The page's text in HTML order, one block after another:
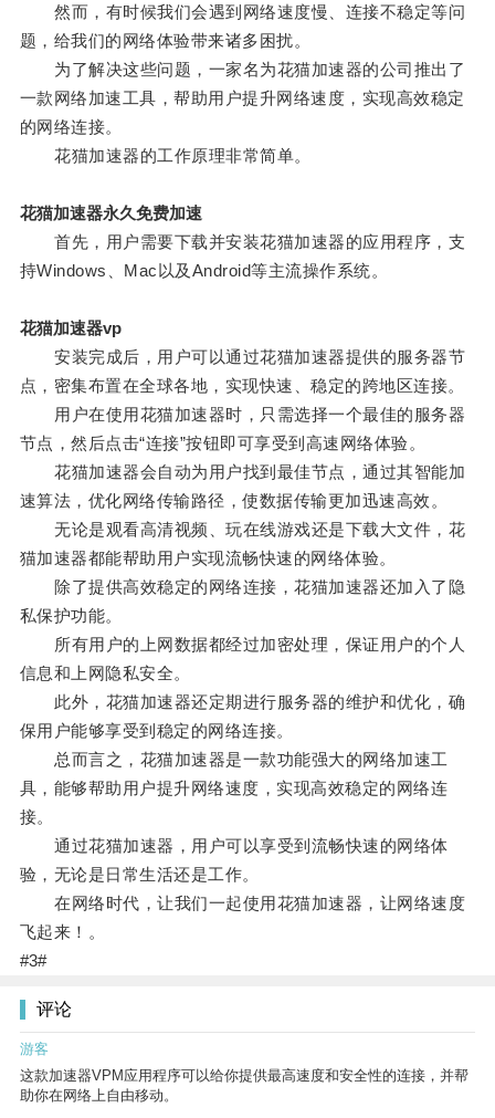
然而，有时候我们会遇到网络速度慢、连接不稳定等问
题，给我们的网络体验带来诸多困扰。
为了解决这些问题，一家名为花猫加速器的公司推出了
一款网络加速工具，帮助用户提升网络速度，实现高效稳定
的网络连接。
花猫加速器的工作原理非常简单。
花猫加速器永久免费加速
首先，用户需要下载并安装花猫加速器的应用程序，支
持Windows、Mac以及Android等主流操作系统。
花猫加速器vp
安装完成后，用户可以通过花猫加速器提供的服务器节
点，密集布置在全球各地，实现快速、稳定的跨地区连接。
用户在使用花猫加速器时，只需选择一个最佳的服务器
节点，然后点击“连接”按钮即可享受到高速网络体验。
花猫加速器会自动为用户找到最佳节点，通过其智能加
速算法，优化网络传输路径，使数据传输更加迅速高效。
无论是观看高清视频、玩在线游戏还是下载大文件，花
猫加速器都能帮助用户实现流畅快速的网络体验。
除了提供高效稳定的网络连接，花猫加速器还加入了隐
私保护功能。
所有用户的上网数据都经过加密处理，保证用户的个人
信息和上网隐私安全。
此外，花猫加速器还定期进行服务器的维护和优化，确
保用户能够享受到稳定的网络连接。
总而言之，花猫加速器是一款功能强大的网络加速工
具，能够帮助用户提升网络速度，实现高效稳定的网络连
接。
通过花猫加速器，用户可以享受到流畅快速的网络体
验，无论是日常生活还是工作。
在网络时代，让我们一起使用花猫加速器，让网络速度
飞起来！。
#3#
评论
游客
这款加速器VPM应用程序可以给你提供最高速度和安全性的连接，并帮
助你在网络上自由移动。